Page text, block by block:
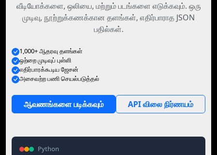
வீடியோக்களை, ஒலியை, மற்றும் படங்களை எடுக்கவும். ஒரு
முடிவு, நூற்றுக்கணக்கான தளங்கள், எதிர்பாராத JSON
பதில்கள்.
1,000+ ஆதரவு தளங்கள்
ஒற்றை முடிவுப் புள்ளி
எதிர்பாரக்கூடிய ஜேசன்
அசைவற்ற பணி செயல்படுத்தல்
ஆவணங்களை படிக்கவும் API விலை நிர்ணயம்
Python